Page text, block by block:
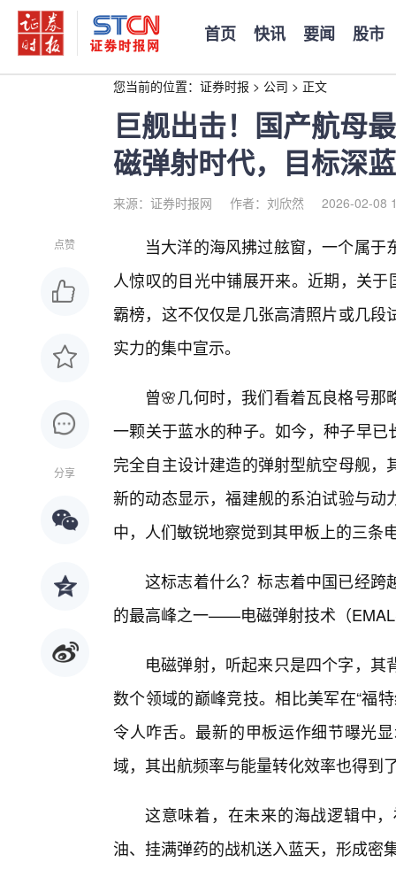
首页 快讯 要闻 股市
您当前的位置： 证券时报 > 公司 > 正文
巨舰出击！国产航母
磁弹射时代，目标深
来源：证券时报网 作者：刘欣然 2026-02-08
点赞
分享
当大洋的海风拂过舷窗，一个属
人惊叹的目光中铺展开来。近期，关
霸榜，这不仅仅是几张高清照片或几
实力的集中宣示。
曾🌸几何时，我们看着瓦良格号
一颗关于蓝水的种子。如今，种子早
完全自主设计建造的弹射型航空母舰
新的动态显示，福建舰的系泊试验与
中，人们敏锐地察觉到其甲板上的三条
这标志着什么？标志着中国已经跨
的最高峰之一——电磁弹射技术（
电磁弹射，听起来只是四个字，
数个领域的巅峰竞技。相比美军在“福
令人咋舌。最新的甲板运作细节曝光
域，其出航频率与能量转化效率也得到
这意味着，在未来的海战逻辑中
油、挂满弹药的战机送入蓝天，形成密